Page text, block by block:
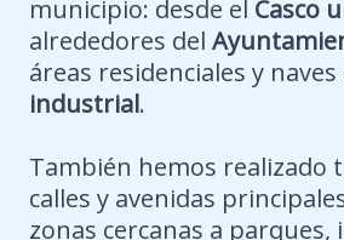
municipio: desde el Casco
alrededores del
áreas residenciales y naves
industrial.
También hemos realizado
calles y avenidas
zonas cercanas a parques,